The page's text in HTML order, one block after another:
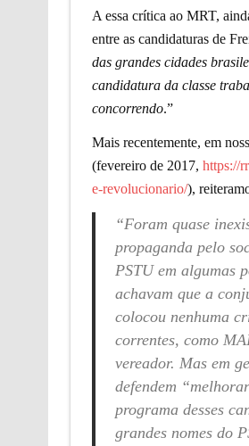
A essa crítica ao MRT,
entre as candidaturas de
das grandes cidades
candidatura da classe
concorrendo.”
Mais recentemente, em
(fevereiro de 2017, https://
e-revolucionario/),
“Foram quase
propaganda pelo
PSTU em algumas
achavam que a
colocou nenhuma
correntes, como
vereador. Mas em
defendem
programa desses
grandes nomes do